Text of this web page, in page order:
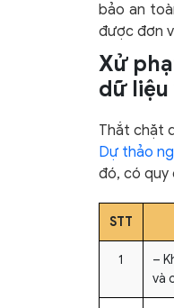
bảo an
được đơn
Xử
dữ
Thắt chặt
Dự thảo
đó, có quy
STT
1
–
và